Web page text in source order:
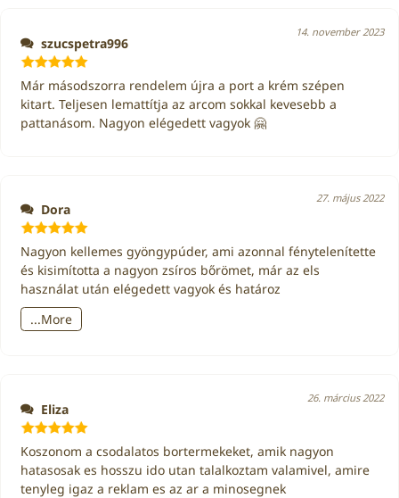
szucspetra996
Értékelés:
5
/ 5
14. november 2023
Már másodszorra rendelem újra a port a krém szépen
kitart. Teljesen lemattítja az arcom sokkal kevesebb a
pattanásom. Nagyon elégedett vagyok 🤗
Dora
Értékelés: 5
/ 5
27. május 2022
Nagyon kellemes gyöngypúder, ami azonnal fénytelenítette
és kisimította a nagyon zsíros bőrömet, már az els
használat után elégedett vagyok és határoz
...More
Eliza
Értékelés:
/ 5
26. március 2022
Koszonom a csodalatos bortermekeket, amik nagyon
hatasosak es hosszu ido utan talalkoztam valamivel, amire
tenyleg igaz a reklam es az ar a minosegnek